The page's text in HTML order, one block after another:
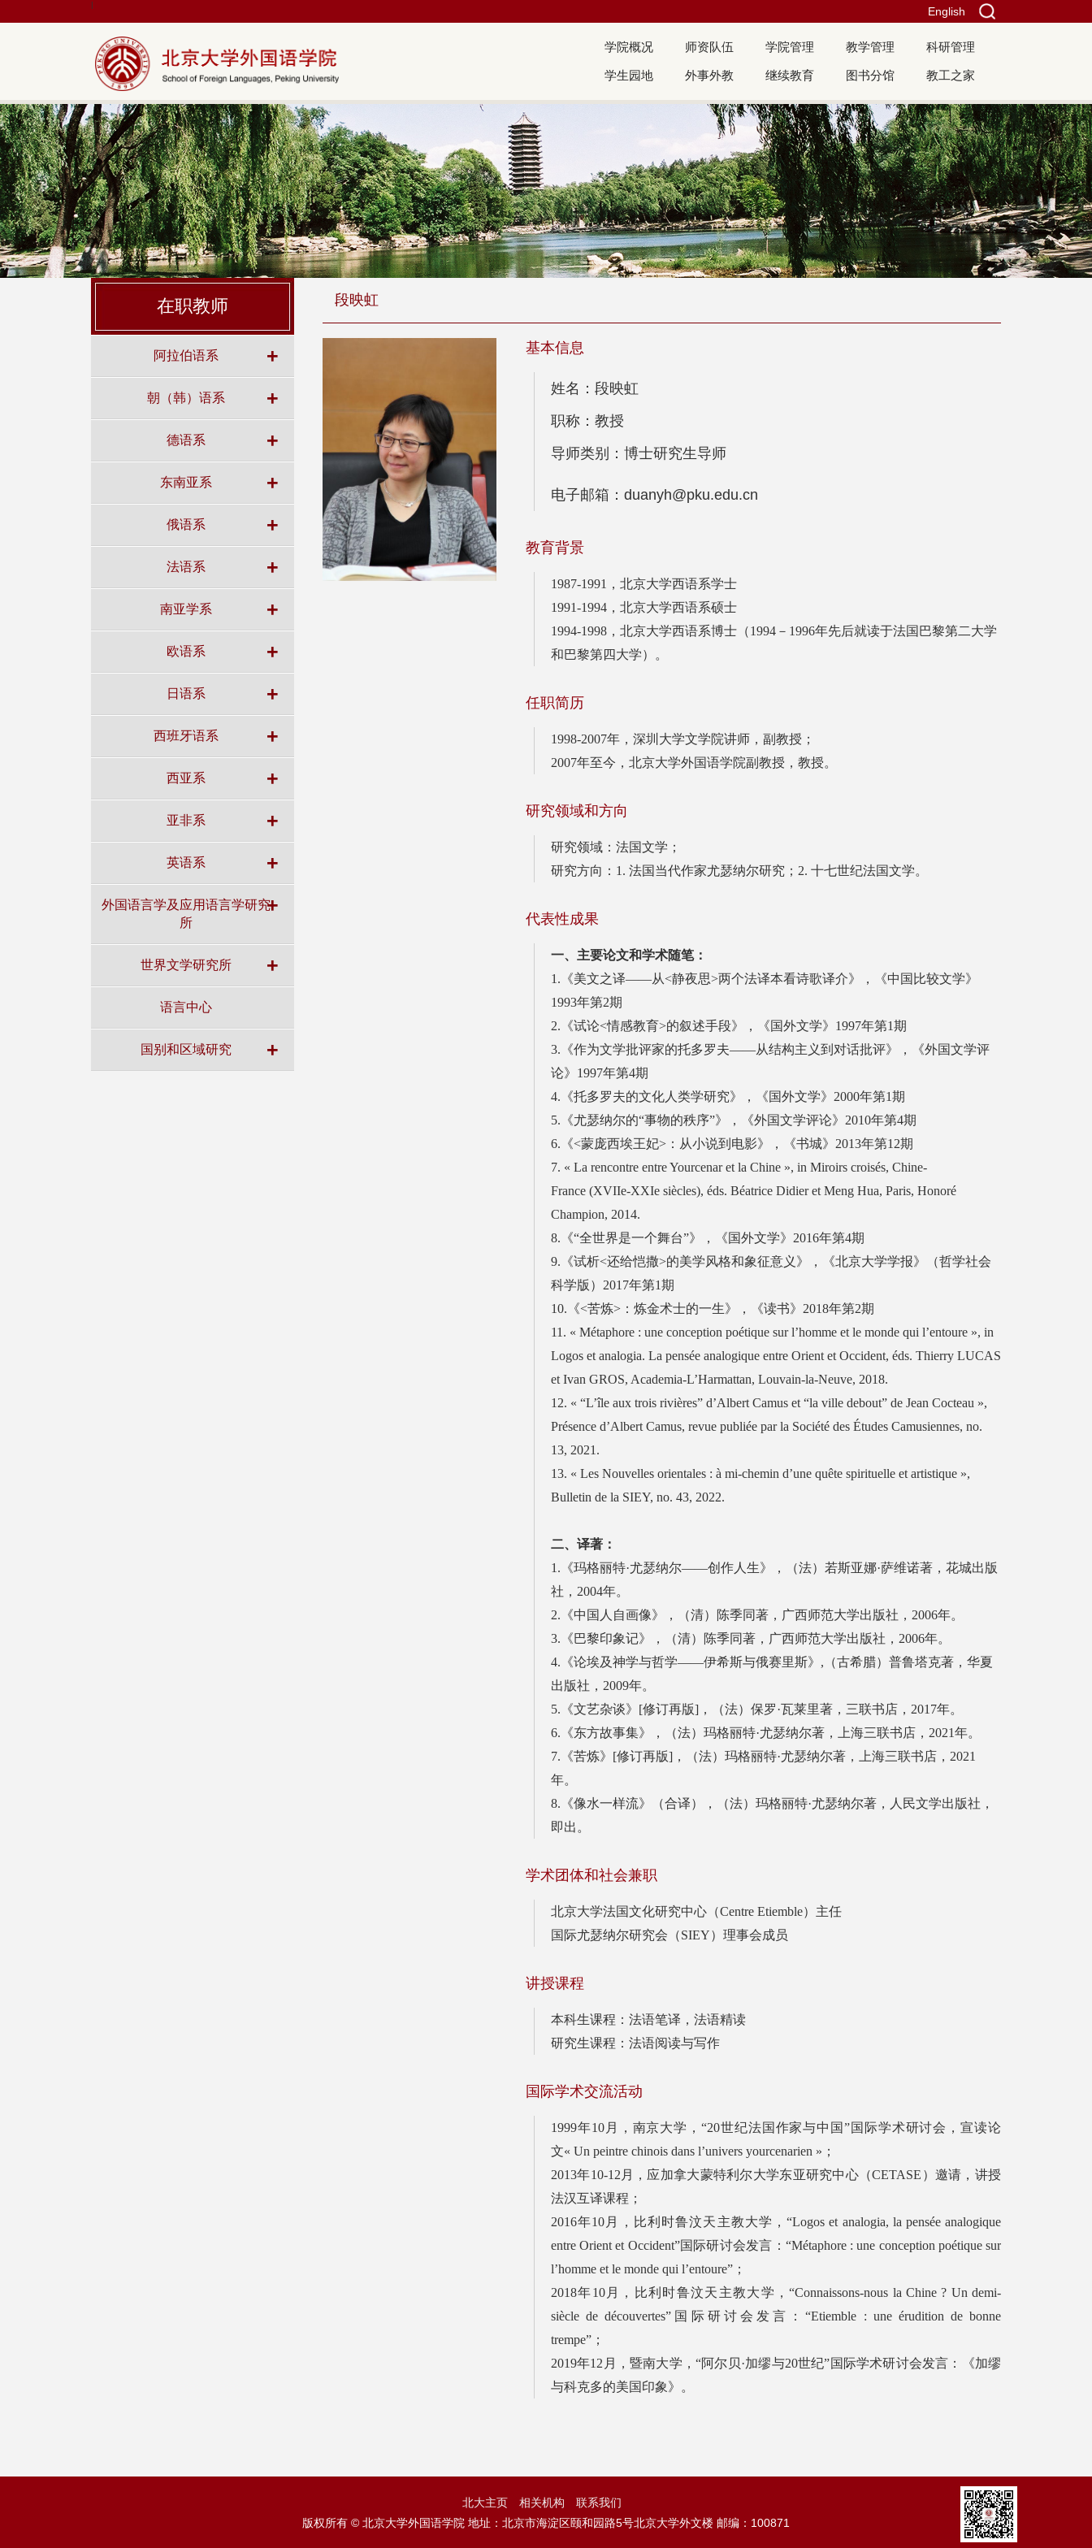
English
|
学院概况 师资队伍 学院管理 教学管理 科研管理
学生园地 外事外教 继续教育 图书分馆 教工之家
在职教师
阿拉伯语系 +
朝（韩）语系 +
德语系 +
东南亚系 +
俄语系 +
法语系 +
南亚学系 +
欧语系 +
日语系 +
西班牙语系 +
西亚系 +
亚非系 +
英语系 +
外国语言学及应用语言学研究
所
+
世界文学研究所 +
语言中心
国别和区域研究 +
段映虹
基本信息
姓名：段映虹
职称：教授
导师类别：博士研究生导师
电子邮箱：duanyh@pku.edu.cn
教育背景
1987-1991，北京大学西语系学士
1991-1994，北京大学西语系硕士
1994-1998，北京大学西语系博士（1994－1996年先后就读于法国巴黎第二大学
和巴黎第四大学）。
任职简历
1998-2007年，深圳大学文学院讲师，副教授；
2007年至今，北京大学外国语学院副教授，教授。
研究领域和方向
研究领域：法国文学；
研究方向：1. 法国当代作家尤瑟纳尔研究；2. 十七世纪法国文学。
代表性成果
一、主要论文和学术随笔：
1.《美文之译——从<静夜思>两个法译本看诗歌译介》，《中国比较文学》
1993年第2期
2.《试论<情感教育>的叙述手段》，《国外文学》1997年第1期
3.《作为文学批评家的托多罗夫——从结构主义到对话批评》，《外国文学评
论》1997年第4期
4.《托多罗夫的文化人类学研究》，《国外文学》2000年第1期
5.《尤瑟纳尔的“事物的秩序”》，《外国文学评论》2010年第4期
6.《<蒙庞西埃王妃>：从小说到电影》，《书城》2013年第12期
7. « La rencontre entre Yourcenar et la Chine », in Miroirs croisés, Chine-
France (XVIIe-XXIe siècles), éds. Béatrice Didier et Meng Hua, Paris, Honoré
Champion, 2014.
8.《“全世界是一个舞台”》，《国外文学》2016年第4期
9.《试析<还给恺撒>的美学风格和象征意义》，《北京大学学报》（哲学社会
科学版）2017年第1期
10.《<苦炼>：炼金术士的一生》，《读书》2018年第2期
11. « Métaphore : une conception poétique sur l’homme et le monde qui l’entoure », in
Logos et analogia. La pensée analogique entre Orient et Occident, éds. Thierry LUCAS
et Ivan GROS, Academia-L’Harmattan, Louvain-la-Neuve, 2018.
12. « “L’île aux trois rivières” d’Albert Camus et “la ville debout” de Jean Cocteau »,
Présence d’Albert Camus, revue publiée par la Société des Études Camusiennes, no.
13, 2021.
13. « Les Nouvelles orientales : à mi-chemin d’une quête spirituelle et artistique »,
Bulletin de la SIEY, no. 43, 2022.
二、译著：
1.《玛格丽特·尤瑟纳尔——创作人生》，（法）若斯亚娜·萨维诺著，花城出版
社，2004年。
2.《中国人自画像》，（清）陈季同著，广西师范大学出版社，2006年。
3.《巴黎印象记》，（清）陈季同著，广西师范大学出版社，2006年。
4.《论埃及神学与哲学——伊希斯与俄赛里斯》,（古希腊）普鲁塔克著，华夏
出版社，2009年。
5.《文艺杂谈》[修订再版]，（法）保罗·瓦莱里著，三联书店，2017年。
6.《东方故事集》，（法）玛格丽特·尤瑟纳尔著，上海三联书店，2021年。
7.《苦炼》[修订再版]，（法）玛格丽特·尤瑟纳尔著，上海三联书店，2021
年。
8.《像水一样流》（合译），（法）玛格丽特·尤瑟纳尔著，人民文学出版社，
即出。
学术团体和社会兼职
北京大学法国文化研究中心（Centre Etiemble）主任
国际尤瑟纳尔研究会（SIEY）理事会成员
讲授课程
本科生课程：法语笔译，法语精读
研究生课程：法语阅读与写作
国际学术交流活动
1999年10月，南京大学，“20世纪法国作家与中国”国际学术研讨会，宣读论
文« Un peintre chinois dans l’univers yourcenarien »；
2013年10-12月，应加拿大蒙特利尔大学东亚研究中心（CETASE）邀请，讲授
法汉互译课程；
2016年10月，比利时鲁汶天主教大学，“Logos et analogia, la pensée analogique
entre Orient et Occident”国际研讨会发言：“Métaphore : une conception poétique sur
l’homme et le monde qui l’entoure”；
2018年10月，比利时鲁汶天主教大学，“Connaissons-nous la Chine ? Un demi-
siècle de découvertes”国际研讨会发言：“Etiemble : une érudition de bonne
trempe”；
2019年12月，暨南大学，“阿尔贝·加缪与20世纪”国际学术研讨会发言：《加缪
与科克多的美国印象》。
北大主页 相关机构
联系我们
版权所有 © 北京大学外国语学院 地址：北京市海淀区颐和园路5号北京大学外文楼 邮编：100871